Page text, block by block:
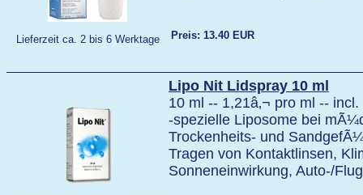
Lieferzeit ca. 2 bis 6 Werktage Preis: 13.40 EUR
Lipo Nit Lidspray 10 ml
10 ml -- 1,21â‚¬ pro ml --
-spezielle Liposome bei
Trockenheits- und
Tragen von Kontaktlinsen,
Sonneneinwirkung, Auto-/